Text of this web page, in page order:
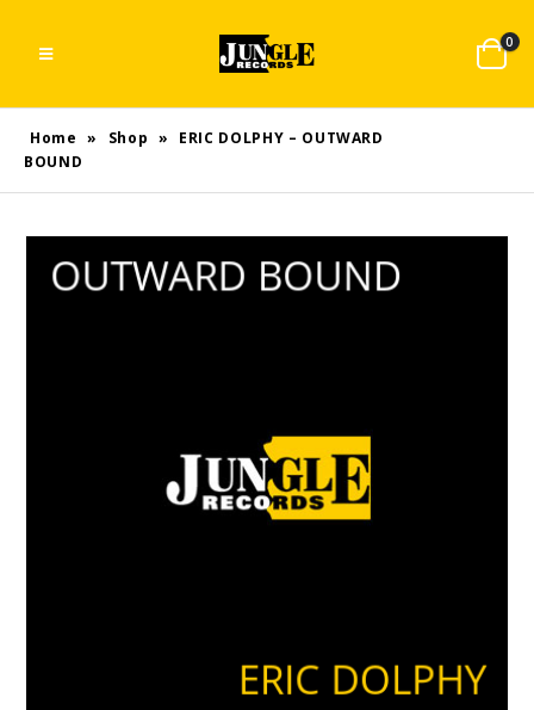
0
Home » Shop »
ERIC DOLPHY – OUTWARD
BOUND